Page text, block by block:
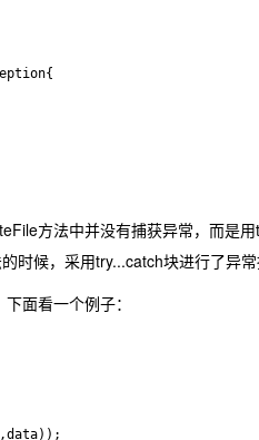
方法中并没有捕获异常，而是
时候，采用try...catch块进行了异常
面看一个例子：